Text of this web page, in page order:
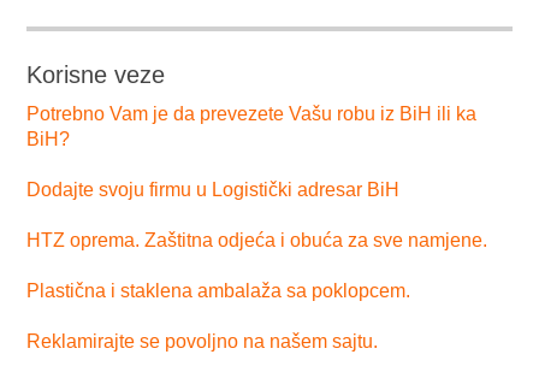
Korisne veze
Potrebno Vam je da prevezete Vašu robu iz BiH ili ka
BiH?
Dodajte svoju firmu u Logistički adresar BiH
HTZ oprema. Zaštitna odjeća i obuća za sve namjene.
Plastična i staklena ambalaža sa poklopcem.
Reklamirajte se povoljno na našem sajtu.